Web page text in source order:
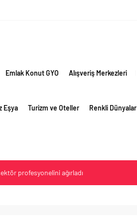
Emlak Konut GYO Alışveriş Merkezleri
Eşya Turizm ve Oteller Renkli Dünyalar
profesyonelini ağırladı
kurumsal gelişimini destekliyor